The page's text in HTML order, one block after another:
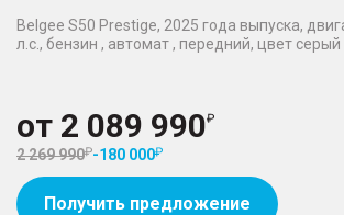
Belgee S50 Prestige, 2025 года выпуска,
л.с., бензин , автомат , передний, цвет серый
от 2 089 990
2 269 990 -180 000
Получить предложение